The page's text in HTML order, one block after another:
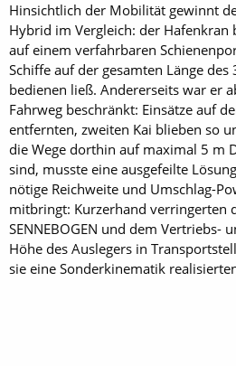
Hinsichtlich der Mobilität gewinnt
Hybrid im Vergleich: der Hafenkran
auf einem verfahrbaren
Schiffe auf der gesamten Länge des
bedienen ließ. Andererseits war er
Fahrweg beschränkt: Einsätze auf
entfernten, zweiten Kai blieben so
die Wege dorthin auf maximal 5 m
sind, musste eine ausgefeilte
nötige Reichweite und Umschlag-
mitbringt: Kurzerhand verringerten
SENNEBOGEN und dem Vertriebs-
Höhe des Auslegers in
sie eine Sonderkinematik